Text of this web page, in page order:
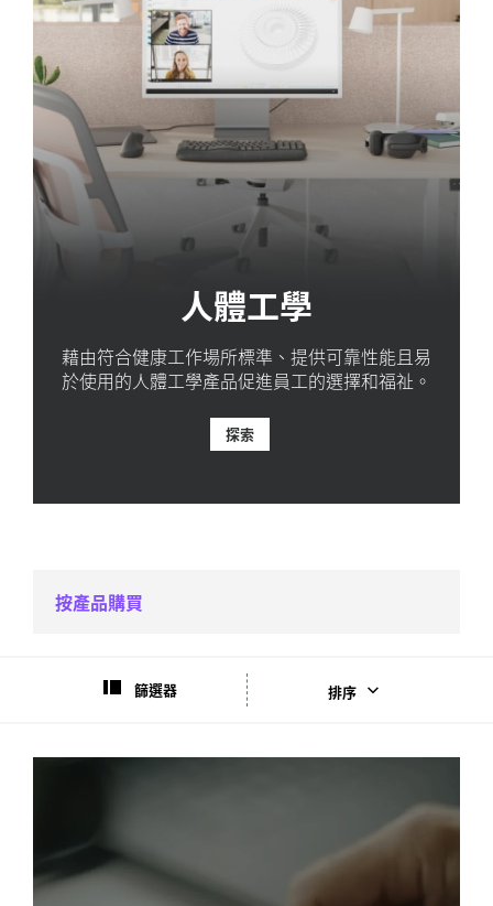
人體工學
藉由符合健康工作場所標準、提供可靠性能且易
於使用的人體工學產品促進員工的選擇和福祉。
探索
按產品購買
篩選器 排序